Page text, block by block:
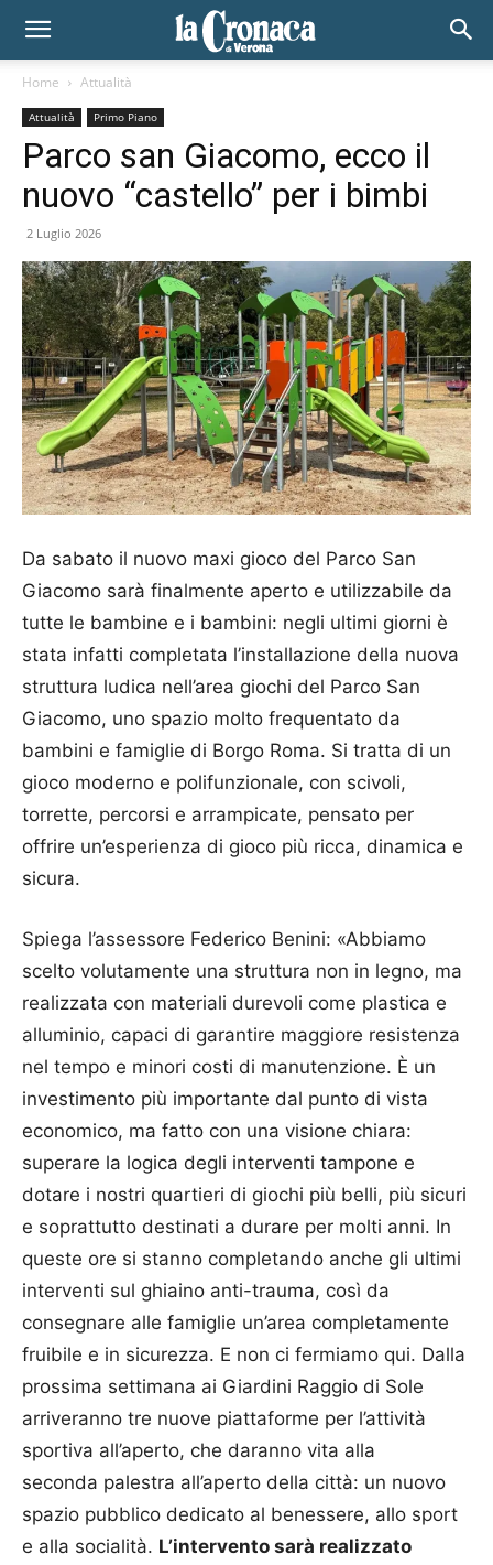
Home Attualità
Attualità Primo Piano
Parco san Giacomo, ecco il
nuovo “castello” per i bimbi
2 Luglio 2026
Da sabato il nuovo maxi gioco del Parco San
Giacomo sarà finalmente aperto e utilizzabile da
tutte le bambine e i bambini: negli ultimi giorni è
stata infatti completata l’installazione della nuova
struttura ludica nell’area giochi del Parco San
Giacomo, uno spazio molto frequentato da
bambini e famiglie di Borgo Roma. Si tratta di un
gioco moderno e polifunzionale, con scivoli,
torrette, percorsi e arrampicate, pensato per
offrire un’esperienza di gioco più ricca, dinamica e
sicura.
Spiega l’assessore Federico Benini: «Abbiamo
scelto volutamente una struttura non in legno, ma
realizzata con materiali durevoli come plastica e
alluminio, capaci di garantire maggiore resistenza
nel tempo e minori costi di manutenzione. È un
investimento più importante dal punto di vista
economico, ma fatto con una visione chiara:
superare la logica degli interventi tampone e
dotare i nostri quartieri di giochi più belli, più sicuri
e soprattutto destinati a durare per molti anni. In
queste ore si stanno completando anche gli ultimi
interventi sul ghiaino anti-trauma, così da
consegnare alle famiglie un’area completamente
fruibile e in sicurezza. E non ci fermiamo qui. Dalla
prossima settimana ai Giardini Raggio di Sole
arriveranno tre nuove piattaforme per l’attività
sportiva all’aperto, che daranno vita alla
seconda palestra all’aperto della città: un nuovo
spazio pubblico dedicato al benessere, allo sport
e alla socialità. L’intervento sarà realizzato